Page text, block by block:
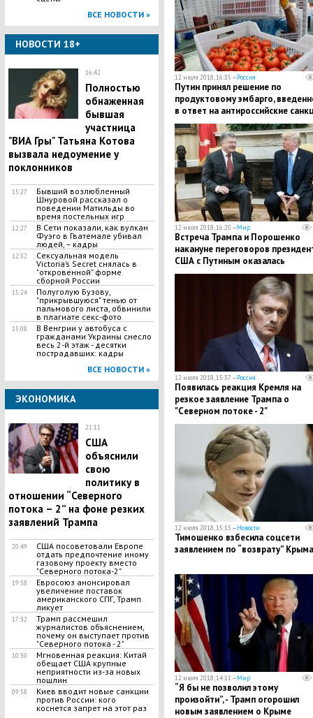
ВСЕ НОВОСТИ »
НОВОСТИ 18+
16:42
Полностью
обнаженная
бывшая
участница
"ВИА Гры" Татьяна Котова
вызвала недоумение у
поклонников
15:27
Бывший возлюбленный
Шнуровой рассказал о
поведении Матильды во
время постельных игр
12:27
В Сети показали, как вулкан
Фуэго в Гватемале убивал
людей, – кадры
12:32
Сексуальная модель
Victoria’s Secret снялась в
"откровенной" форме
сборной России
15:24
Полуголую Бузову,
"прикрывшуюся" тенью от
пальмового листа, обвинили
в плагиате секс-фото
15:08
В Венгрии у автобуса с
гражданами Украины снесло
весь 2-й этаж - десятки
пострадавших: кадры
ВСЕ НОВОСТИ »
ЭКОНОМИКА
21:11
США
объяснили
свою
политику в
отношении “Северного
потока – 2” на фоне резких
заявлений Трампа
20:49
США посоветовали Европе
отдать предпочтение иному
газовому проекту вместо
"Северного потока-2"
19:58
Евросоюз анонсировал
увеличение поставок
американского СПГ, Трамп
ликует
17:32
Трамп рассмешил
журналистов объяснением,
почему он выступает против
"Северного потока - 2"
10:30
Мгновенная реакция: Китай
обещает США крупные
неприятности из-за новых
пошлин
09:58
Киев вводит новые санкции
против России: кого
коснется запрет на этот раз
12 июля 2018, 16:35 —Россия
Путин принял решение по
продуктовому эмбарго,
в ответ на антироссийские
– подписан закон
12 июля 2018, 16:20 —Мир
Встреча Трампа и Порошенко
накануне переговоров
США с Путиным оказалась
смехотворно короткой
12 июля 2018, 15:37 —Россия
Появилась реакция Кремля на
резкое заявление Трампа о
"Северном потоке - 2"
12 июля 2018, 15:15 —Новости
Тимошенко взбесила соцсети
заявлением по “возврату” Крыма
12 июля 2018, 14:11 —Мир
“Я бы не позволил этому
произойти”, - Трамп огорошил
новым заявлением о Крыме